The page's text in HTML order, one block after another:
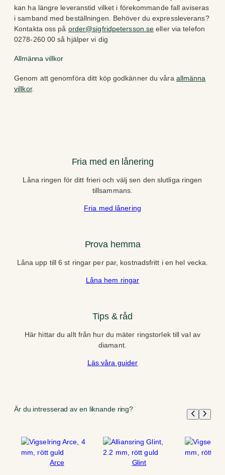
kan ha längre leveranstid vilket i förekommande fall aviseras
i samband med beställningen. Behöver du expressleverans?
Kontakta oss på order@sigfridpetersson.se eller via telefon
0278-260 00 så hjälper vi dig
Allmänna villkor
Genom att genomföra ditt köp godkänner du våra allmänna
villkor.
Fria med en lånering
Låna ringen för ditt frieri och välj sen den slutliga ringen
tillsammans.
Fria med lånering
Prova hemma
Låna upp till 6 st ringar per par, kostnadsfritt i en hel vecka.
Låna hem ringar
Tips & råd
Här hittar du allt från hur du mäter ringstorlek till val av
diamant.
Läs våra guider
Är du intresserad av en liknande ring?
Arce Glint